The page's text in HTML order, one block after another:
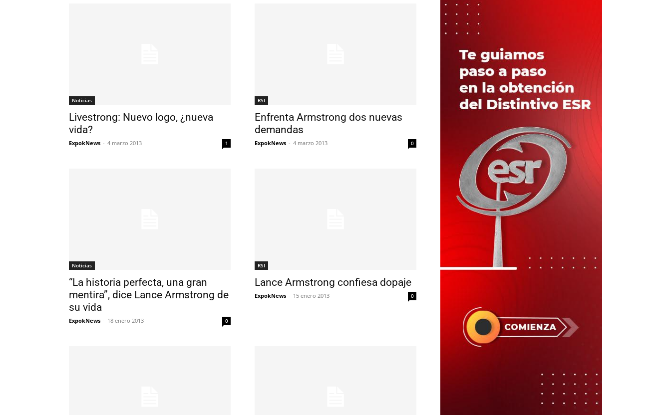
Noticias
Livestrong: Nuevo logo, ¿nueva
vida?
ExpokNews - 4 marzo 2013 1
RSI
Enfrenta Armstrong dos nuevas
demandas
ExpokNews - 4 marzo 2013 0
Noticias
“La historia perfecta, una gran
mentira”, dice Lance Armstrong de
su vida
ExpokNews - 18 enero 2013 0
RSI
Lance Armstrong confiesa dopaje
ExpokNews - 15 enero 2013 0